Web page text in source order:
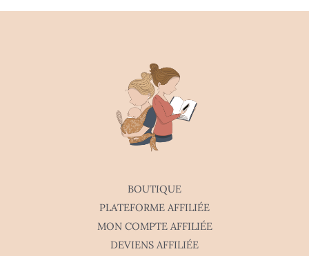
BOUTIQUE
PLATEFORME AFFILIÉE
MON COMPTE AFFILIÉE
DEVIENS AFFILIÉE